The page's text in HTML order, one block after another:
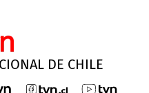
DE CHILE